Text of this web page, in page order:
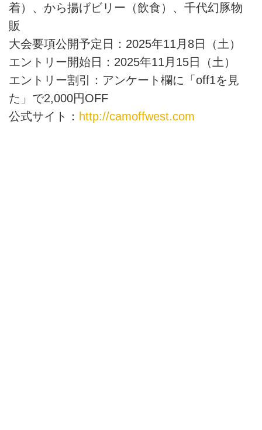
着）、から揚げビリー（飲食）、千代幻豚物
販
大会要項公開予定日：2025年11月8日（土）
エントリー開始日：2025年11月15日（土）
エントリー割引：アンケート欄に「off1を見
た」で2,000円OFF
公式サイト： http://camoffwest.com